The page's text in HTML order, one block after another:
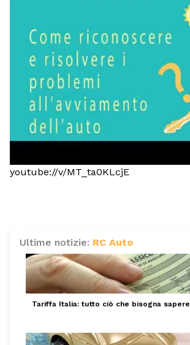
youtube://v/MT_ta0KLcjE
Ultime notizie: RC Auto
Tariffa Italia: tutto ciò che bisogna sapere